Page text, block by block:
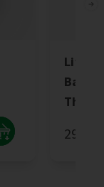
+
Livre
29.95